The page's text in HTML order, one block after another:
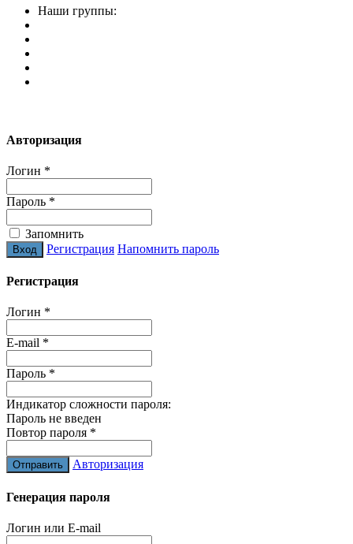
Наши группы:
Авторизация
Логин *
Пароль *
Запомнить
Регистрация Напомнить пароль
Регистрация
Логин *
E-mail *
Пароль *
Индикатор сложности пароля:
Пароль не введен
Повтор пароля *
Авторизация
Генерация пароля
Логин или E-mail